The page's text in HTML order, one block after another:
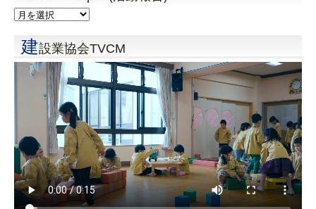
建設業協会TVCM